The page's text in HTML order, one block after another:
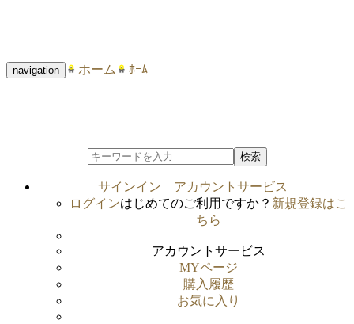
navigation ホーム ﾎｰﾑ
検索
サインイン
アカウントサービス
ログインはじめてのご利用ですか？ 新規登録はこ
ちら
アカウントサービス
MYページ
購入履歴
お気に入り